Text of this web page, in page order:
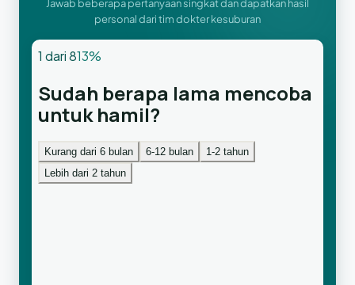
Jawab beberapa pertanyaan singkat dan dapatkan hasil
personal dari tim dokter kesuburan